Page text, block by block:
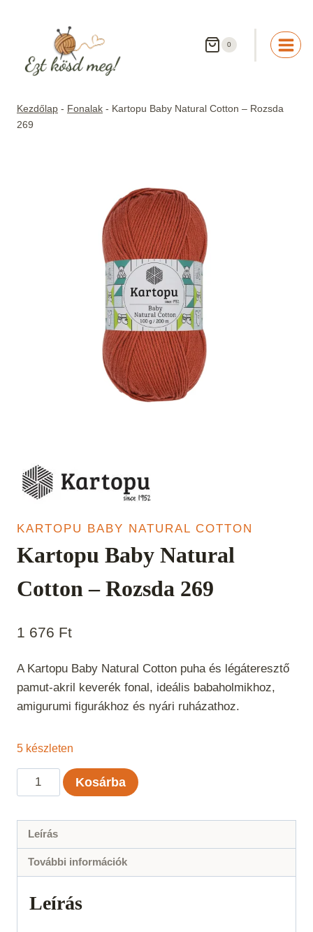
0
Kezdőlap - Fonalak - Kartopu Baby Natural Cotton – Rozsda
269
KARTOPU BABY NATURAL COTTON
Kartopu Baby Natural
Cotton – Rozsda 269
1 676 Ft
A Kartopu Baby Natural Cotton puha és légáteresztő
pamut-akril keverék fonal, ideális babaholmikhoz,
amigurumi figurákhoz és nyári ruházathoz.
5 készleten
Kartopu
Baby
Cotton
-
mennyiség
Kosárba
Leírás
További információk
Leírás